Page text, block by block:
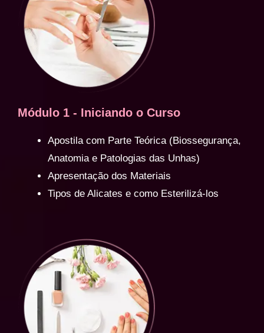
Módulo 1 - Iniciando o Curso
Apostila com Parte Teórica (Biossegurança,
Anatomia e Patologias das Unhas)
Apresentação dos Materiais
Tipos de Alicates e como Esterilizá-los